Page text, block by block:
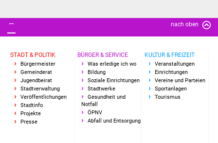
Gewerbeimmobilien
IKG Auen
Ausschreibungen
Ausschreibung
nach oben
STADT & POLITIK
Bürgermeister
Gemeinderat
Jugendbeirat
Stadtverwaltung
Veröffentlichungen
Stadtinfo
Projekte
Presse
BÜRGER & SERVICE
Was erledige ich wo
Bildung
Soziale Einrichtungen
Stadtwerke
Gesundheit und
Notfall
ÖPNV
Abfall und Entsorgung
KULTUR & FREIZEIT
Veranstaltungen
Einrichtungen
Vereine und Parteien
Sportanlagen
Tourismus